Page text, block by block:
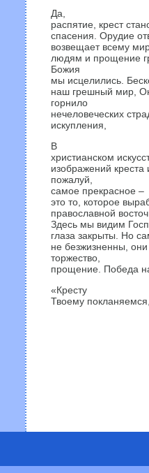
Да,
распятие, крест
спасения. Орудие
возвещает всему
людям и прощение
Божия
мы исцелились.
наш грешный мир,
горнило
нечеловеческих
искупления,
В
христианском
изображений креста
пожалуй,
самое прекрасное –
это то, которое
православной
Здесь мы видим
глаза закрыты. Но
не безжизненны,
торжество,
прощение. Победа
«Кресту
Твоему